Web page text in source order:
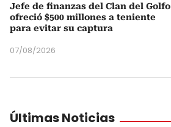
Jefe de finanzas del Clan del Golfo
ofreció $500 millones a teniente
para evitar su captura
07/08/2026
Últimas Noticias